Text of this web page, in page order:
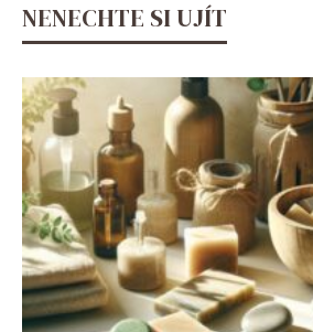
NENECHTE SI UJÍT